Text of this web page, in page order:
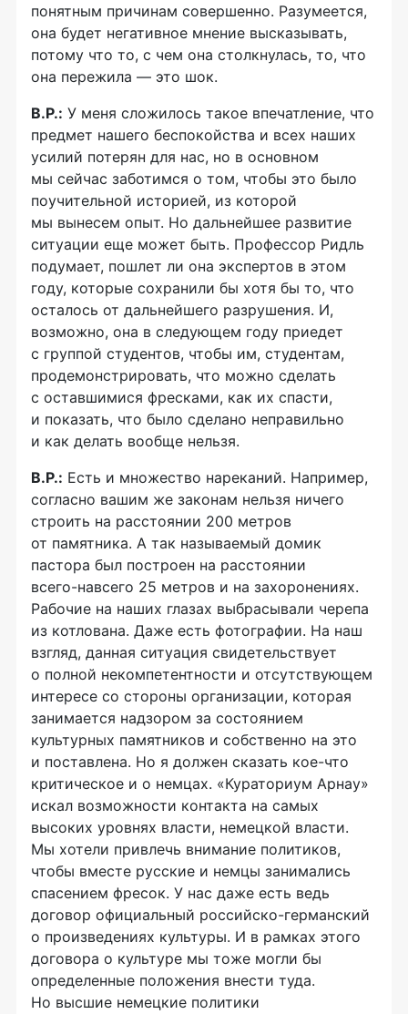
понятным причинам совершенно. Разумеется,
она будет негативное мнение высказывать,
потому что то, с чем она столкнулась, то, что
она пережила — это шок.
В.Р.: У меня сложилось такое впечатление, что
предмет нашего беспокойства и всех наших
усилий потерян для нас, но в основном
мы сейчас заботимся о том, чтобы это было
поучительной историей, из которой
мы вынесем опыт. Но дальнейшее развитие
ситуации еще может быть. Профессор Ридль
подумает, пошлет ли она экспертов в этом
году, которые сохранили бы хотя бы то, что
осталось от дальнейшего разрушения. И,
возможно, она в следующем году приедет
с группой студентов, чтобы им, студентам,
продемонстрировать, что можно сделать
с оставшимися фресками, как их спасти,
и показать, что было сделано неправильно
и как делать вообще нельзя.
В.Р.: Есть и множество нареканий. Например,
согласно вашим же законам нельзя ничего
строить на расстоянии 200 метров
от памятника. А так называемый домик
пастора был построен на расстоянии
всего-навсего 25 метров и на захоронениях.
Рабочие на наших глазах выбрасывали черепа
из котлована. Даже есть фотографии. На наш
взгляд, данная ситуация свидетельствует
о полной некомпетентности и отсутствующем
интересе со стороны организации, которая
занимается надзором за состоянием
культурных памятников и собственно на это
и поставлена. Но я должен сказать кое-что
критическое и о немцах. «Кураториум Арнау»
искал возможности контакта на самых
высоких уровнях власти, немецкой власти.
Мы хотели привлечь внимание политиков,
чтобы вместе русские и немцы занимались
спасением фресок. У нас даже есть ведь
договор официальный российско-германский
о произведениях культуры. И в рамках этого
договора о культуре мы тоже могли бы
определенные положения внести туда.
Но высшие немецкие политики